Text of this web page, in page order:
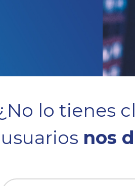
lo tienes
usuarios nos